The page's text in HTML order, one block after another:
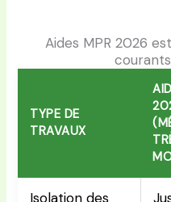
Aides MPR 2026
TYPE DE
TRAVAUX
Isolation des